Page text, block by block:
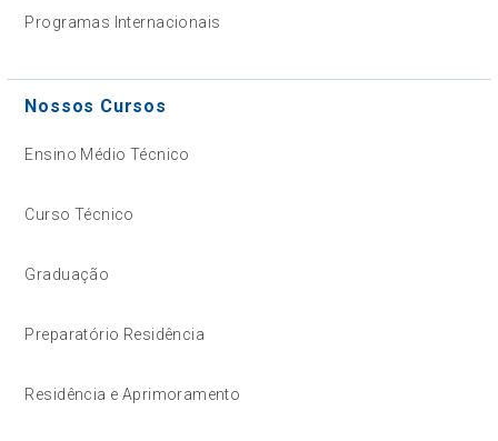
Programas Internacionais
Nossos Cursos
Ensino Médio Técnico
Curso Técnico
Graduação
Preparatório Residência
Residência e Aprimoramento